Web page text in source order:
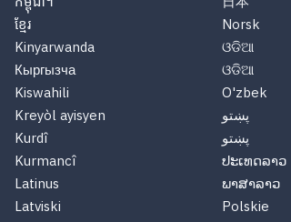
ខ្មែរ
Kinyarwanda
Кыргызча
Kiswahili
Kreyòl ayisyen
Kurdî
Kurmancî
Latinus
Latviski
Norsk
ଓଡିଆ
ଓଡିଆ
O'zbek
پښتو
پښتو
ປະເທດລາວ
ພາສາລາວ
Polskie